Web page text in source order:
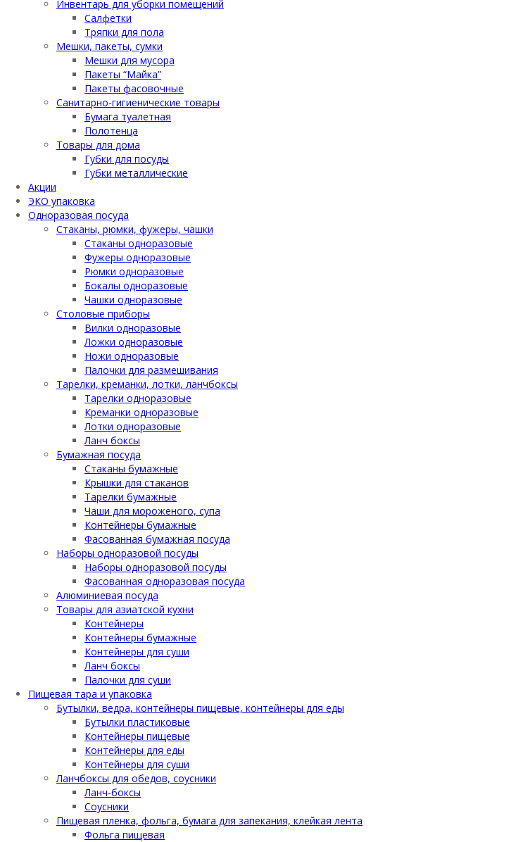
Инвентарь для уборки помещений
Салфетки
Тряпки для пола
Мешки, пакеты, сумки
Мешки для мусора
Пакеты “Майка”
Пакеты фасовочные
Санитарно-гигиенические товары
Бумага туалетная
Полотенца
Товары для дома
Губки для посуды
Губки металлические
Акции
ЭКО упаковка
Одноразовая посуда
Стаканы, рюмки, фужеры, чашки
Стаканы одноразовые
Фужеры одноразовые
Рюмки одноразовые
Бокалы одноразовые
Чашки одноразовые
Столовые приборы
Вилки одноразовые
Ложки одноразовые
Ножи одноразовые
Палочки для размешивания
Тарелки, креманки, лотки, ланчбоксы
Тарелки одноразовые
Креманки одноразовые
Лотки одноразовые
Ланч боксы
Бумажная посуда
Стаканы бумажные
Крышки для стаканов
Тарелки бумажные
Чаши для мороженого, супа
Контейнеры бумажные
Фасованная бумажная посуда
Наборы одноразовой посуды
Наборы одноразовой посуды
Фасованная одноразовая посуда
Алюминиевая посуда
Товары для азиатской кухни
Контейнеры
Контейнеры бумажные
Контейнеры для суши
Ланч боксы
Палочки для суши
Пищевая тара и упаковка
Бутылки, ведра, контейнеры пищевые, контейнеры для еды
Бутылки пластиковые
Контейнеры пищевые
Контейнеры для еды
Контейнеры для суши
Ланчбоксы для обедов, соусники
Ланч-боксы
Соусники
Пищевая пленка, фольга, бумага для запекания, клейкая лента
Фольга пищевая